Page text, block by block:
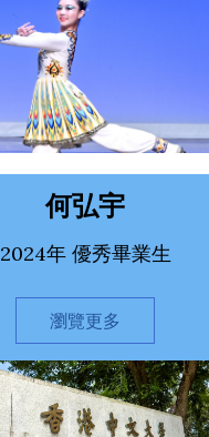
何弘宇
2024年 優秀畢業生
瀏覽更多